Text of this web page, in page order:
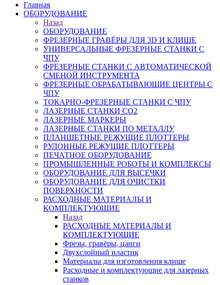
Главная
ОБОРУДОВАНИЕ
Назад
ОБОРУДОВАНИЕ
ФРЕЗЕРНЫЕ ГРАВЁРЫ ДЛЯ 3D И КЛИШЕ
УНИВЕРСАЛЬНЫЕ ФРЕЗЕРНЫЕ СТАНКИ С
ЧПУ
ФРЕЗЕРНЫЕ СТАНКИ С АВТОМАТИЧЕСКОЙ
СМЕНОЙ ИНСТРУМЕНТА
ФРЕЗЕРНЫЕ ОБРАБАТЫВАЮЩИЕ ЦЕНТРЫ С
ЧПУ
ТОКАРНО-ФРЕЗЕРНЫЕ СТАНКИ С ЧПУ
ЛАЗЕРНЫЕ СТАНКИ CO2
ЛАЗЕРНЫЕ МАРКЕРЫ
ЛАЗЕРНЫЕ СТАНКИ ПО МЕТАЛЛУ
ПЛАНШЕТНЫЕ РЕЖУЩИЕ ПЛОТТЕРЫ
РУЛОННЫЕ РЕЖУЩИЕ ПЛОТТЕРЫ
ПЕЧАТНОЕ ОБОРУДОВАНИЕ
ПРОМЫШЛЕННЫЕ РОБОТЫ И КОМПЛЕКСЫ
ОБОРУДОВАНИЕ ДЛЯ ВЫСЕЧКИ
ОБОРУДОВАНИЕ ДЛЯ ОЧИСТКИ
ПОВЕРХНОСТИ
РАСХОДНЫЕ МАТЕРИАЛЫ И
КОМПЛЕКТУЮЩИЕ
Назад
РАСХОДНЫЕ МАТЕРИАЛЫ И
КОМПЛЕКТУЮЩИЕ
Фрезы, гравёры, цанги
Двухслойный пластик
Материалы для изготовления клише
Расходные и комплектующие для лазерных
станков